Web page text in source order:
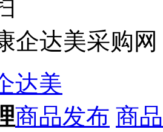
企达美采购网
达美
商品发布 商